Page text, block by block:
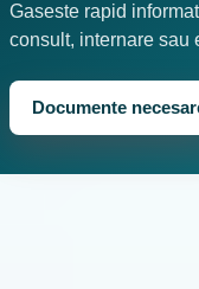
Gaseste rapid
consult, internare sau
Documente